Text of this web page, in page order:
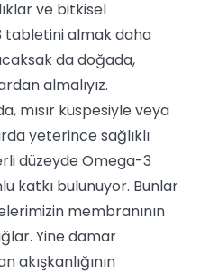
ve bitkisel
tabletini almak daha
da doğada,
almalıyız.
mısır küspesiyle veya
yeterince sağlıklı
düzeyde Omega-3
katkı bulunuyor. Bunlar
membranının
Yine damar
akışkanlığının